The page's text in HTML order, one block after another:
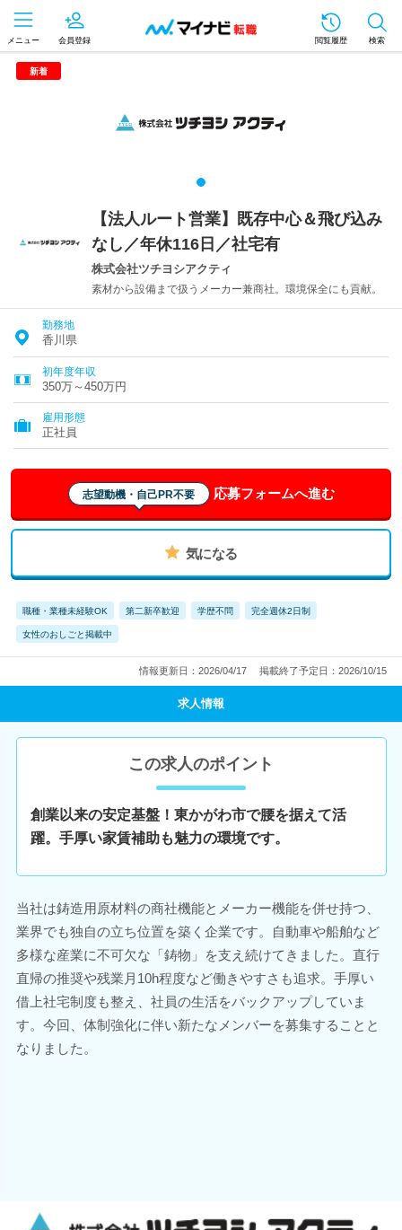
メニュー 会員登録 閲覧履歴 検索
新着
【法人ルート営業】既存中心＆飛び込み
なし／年休116日／社宅有
株式会社ツチヨシアクティ
素材から設備まで扱うメーカー兼商社。環境保全にも貢献。
勤務地
香川県
初年度年収
350万～450万円
雇用形態
正社員
志望動機・自己PR不要 応募フォームへ進む
気になる
職種・業種未経験OK 第二新卒歓迎 学歴不問 完全週休2日制
女性のおしごと掲載中
情報更新日：2026/04/17 掲載終了予定日：2026/10/15
求人情報
この求人のポイント
創業以来の安定基盤！東かがわ市で腰を据えて活
躍。手厚い家賃補助も魅力の環境です。
当社は鋳造用原材料の商社機能とメーカー機能を併せ持つ、
業界でも独自の立ち位置を築く企業です。自動車や船舶など
多様な産業に不可欠な「鋳物」を支え続けてきました。直行
直帰の推奨や残業月10h程度など働きやすさも追求。手厚い
借上社宅制度も整え、社員の生活をバックアップしていま
す。今回、体制強化に伴い新たなメンバーを募集することと
なりました。